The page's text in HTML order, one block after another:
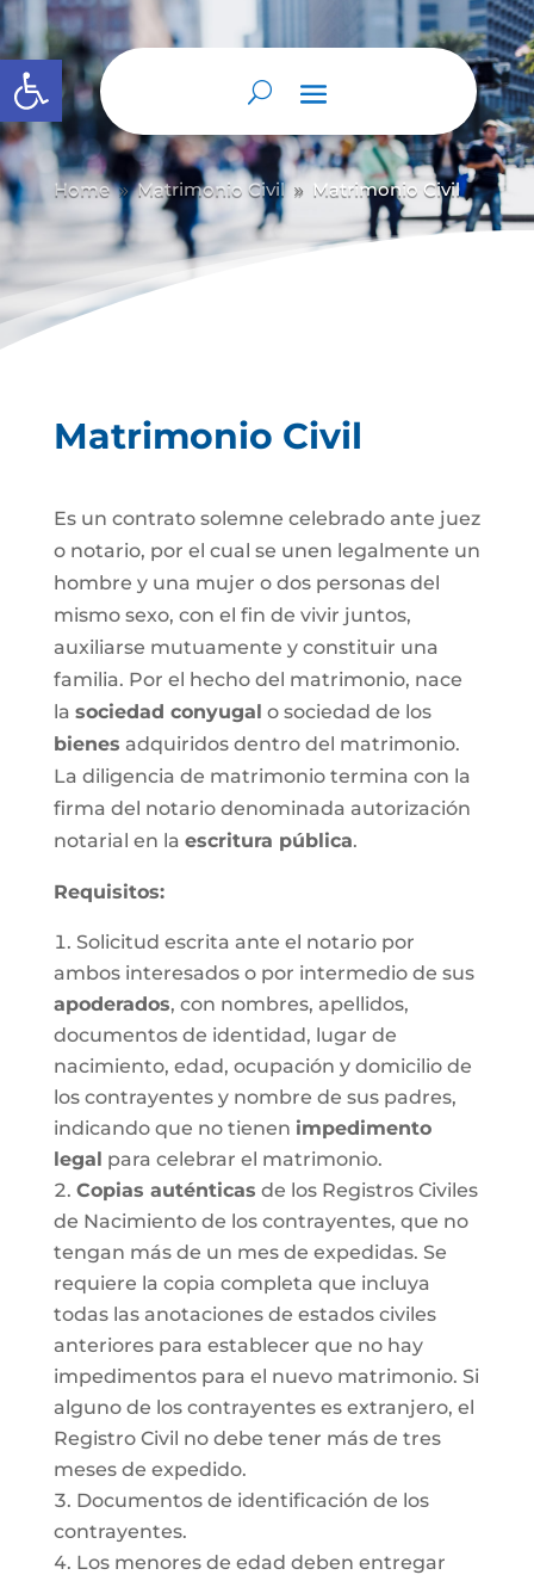
Abrir barra de herramientas
Home 9 Matrimonio Civil 9 Matrimonio Civil
Matrimonio Civil
Es un contrato solemne celebrado ante juez
o notario, por el cual se unen legalmente un
hombre y una mujer o dos personas del
mismo sexo, con el fin de vivir juntos,
auxiliarse mutuamente y constituir una
familia. Por el hecho del matrimonio, nace
la sociedad conyugal o sociedad de los
bienes adquiridos dentro del matrimonio.
La diligencia de matrimonio termina con la
firma del notario denominada autorización
notarial en la escritura pública.
Requisitos:
Solicitud escrita ante el notario por
ambos interesados o por intermedio de sus
apoderados, con nombres, apellidos,
documentos de identidad, lugar de
nacimiento, edad, ocupación y domicilio de
los contrayentes y nombre de sus padres,
indicando que no tienen impedimento
legal para celebrar el matrimonio.
Copias auténticas de los Registros Civiles
de Nacimiento de los contrayentes, que no
tengan más de un mes de expedidas. Se
requiere la copia completa que incluya
todas las anotaciones de estados civiles
anteriores para establecer que no hay
impedimentos para el nuevo matrimonio. Si
alguno de los contrayentes es extranjero, el
Registro Civil no debe tener más de tres
meses de expedido.
Documentos de identificación de los
contrayentes.
Los menores de edad deben entregar